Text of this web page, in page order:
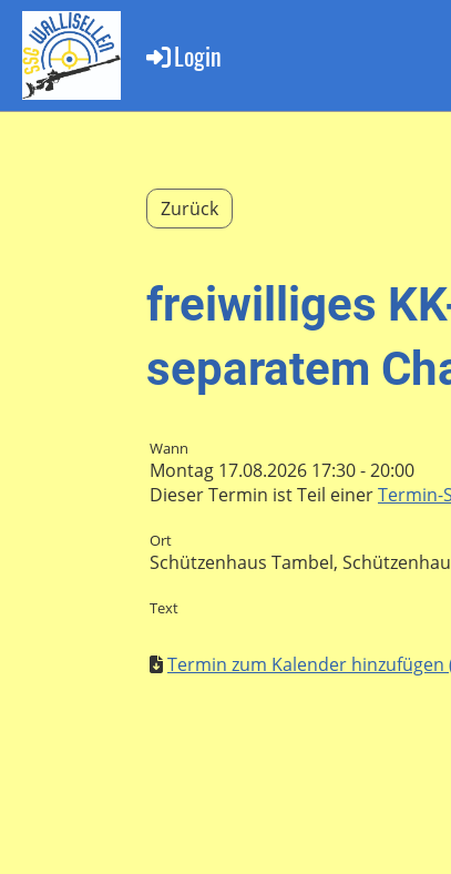
Login
Zurück
freiwilliges
separatem
Wann
Montag 17.08.2026 17:30 - 20:00
Dieser Termin ist Teil einerTermin-
Ort
Schützenhaus Tambel,
Text
Termin zum Kalender hinzufügen